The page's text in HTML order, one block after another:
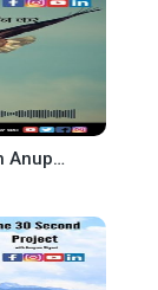
S01 E01 THE 30 SECOND PROJECT with Anupam Dhyani